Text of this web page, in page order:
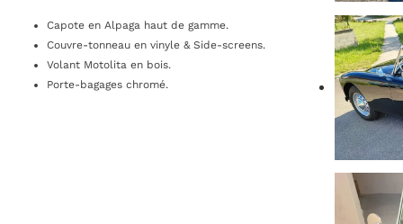
Capote en Alpaga haut de gamme.
Couvre-tonneau en vinyle & Side-screens.
Volant Motolita en bois.
Porte-bagages chromé.